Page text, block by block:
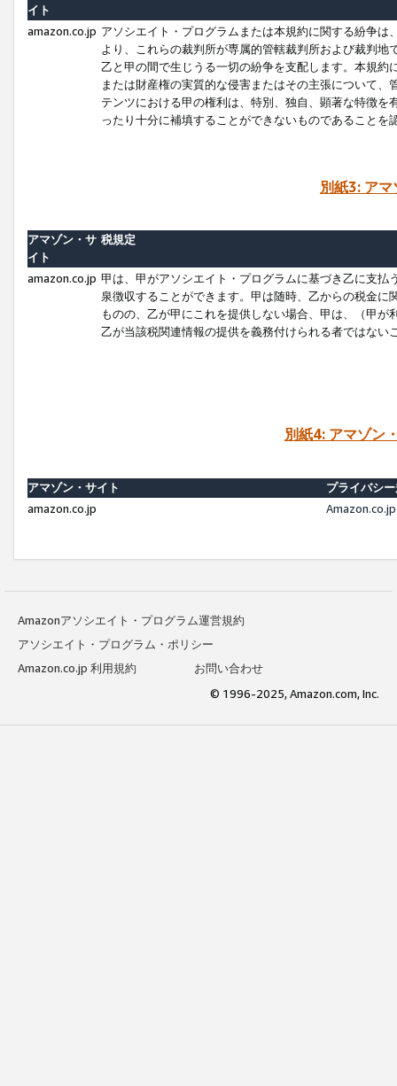
イト
amazon.co.jp アソシエイト・プログラムまたは本規約に関する紛争
より、これらの裁判所が専属的管轄裁判所および裁判
乙と甲の間で生じうる一切の紛争を支配します。本規
または財産権の実質的な侵害またはその主張について
テンツにおける甲の権利は、特別、独自、顕著な特徴
ったり十分に補填することができないものであることを
別紙3: ア
アマゾン・サ
イト
税規定
amazon.co.jp 甲は、甲がアソシエイト・プログラムに基づき乙に支
泉徴収することができます。甲は随時、乙からの税金
ものの、乙が甲にこれを提供しない場合、甲は、（甲
乙が当該税関連情報の提供を義務付けられる者ではな
別紙4: アマゾン
アマゾン・サイト
プライバシ
amazon.co.jp
Amazonアソシエイト・プログラム運営規約
アソシエイト・プログラム・ポリシー
Amazon.co.jp 利用規約
お問い合わせ
© 1996-2025, Amazon.com, Inc.